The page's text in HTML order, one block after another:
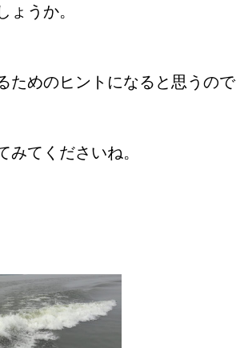
ょうか。
ためのヒントになると思うので
てくださいね。